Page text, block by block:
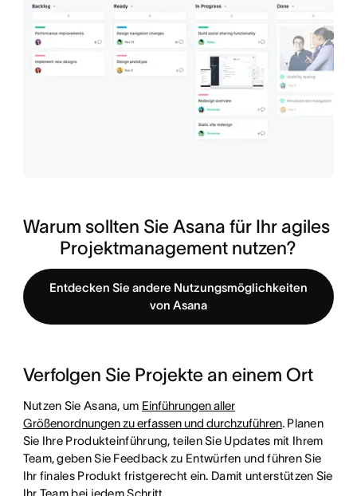
Warum sollten Sie Asana für Ihr agiles
Projektmanagement nutzen?
Entdecken Sie andere Nutzungsmöglichkeiten
von Asana
Verfolgen Sie Projekte an einem Ort
Nutzen Sie Asana, um Einführungen aller
Größenordnungen zu erfassen und durchzuführen. Planen
Sie Ihre Produkteinführung, teilen Sie Updates mit Ihrem
Team, geben Sie Feedback zu Entwürfen und führen Sie
Ihr finales Produkt fristgerecht ein. Damit unterstützen Sie
Ihr Team bei jedem Schritt.